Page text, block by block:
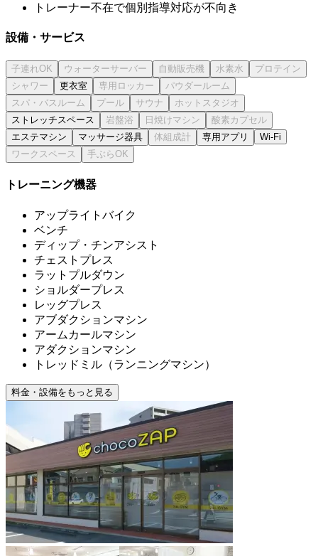
トレーナー不在で個別指導対応が不向き
設備・サービス
更衣室
ストレッチスペース
エステマシン
マッサージ器具 専用アプリ Wi-Fi
トレーニング機器
アップライトバイク
ベンチ
ディップ・チンアシスト
チェストプレス
ラットプルダウン
ショルダープレス
レッグプレス
アブダクションマシン
アームカールマシン
アダクションマシン
トレッドミル（ランニングマシン）
料金・設備をもっと見る